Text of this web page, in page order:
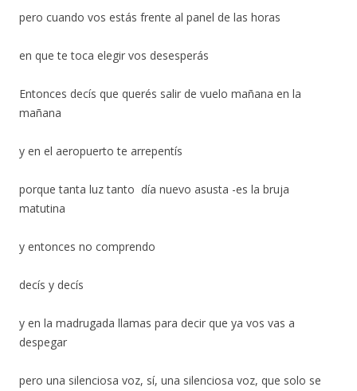
pero cuando vos estás frente al panel de las horas
en que te toca elegir vos desesperás
Entonces decís que querés salir de vuelo mañana en la
mañana
y en el aeropuerto te arrepentís
porque tanta luz tanto día nuevo asusta -es la bruja
matutina
y entonces no comprendo
decís y decís
y en la madrugada llamas para decir que ya vos vas a
despegar
pero una silenciosa voz, sí, una silenciosa voz, que solo se